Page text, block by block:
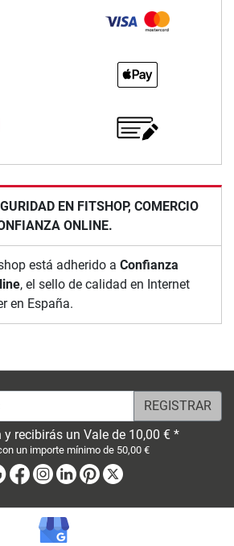
EN FITSHOP, COMERCIO
ONLINE.
está adherido a Confianza
, el sello de calidad en Internet
en España.
recibirás un Vale de 10,00 € *
un importe mínimo de 50,00 €
BlogFacebook
Instagram
LinkedinPinterest